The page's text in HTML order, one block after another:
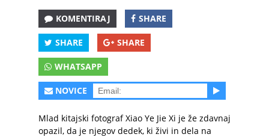
KOMENTIRAJ SHARE
SHARE SHARE
WHATSAPP
NOVICE
Mlad kitajski fotograf Xiao Ye Jie Xi je že zdavnaj
opazil, da je njegov dedek, ki živi in dela na